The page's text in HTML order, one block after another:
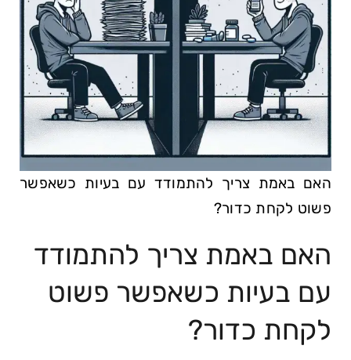
האם באמת צריך להתמודד עם בעיות כשאפשר
פשוט לקחת כדור?
האם באמת צריך להתמודד
עם בעיות כשאפשר פשוט
לקחת כדור?